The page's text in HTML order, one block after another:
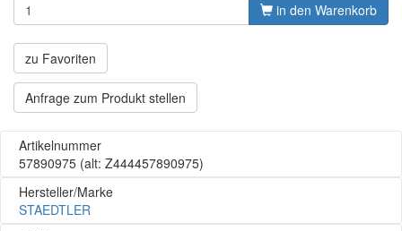
in den Warenkorb
zu Favoriten
Anfrage zum Produkt stellen
Artikelnummer
57890975 (alt: Z444457890975)
Hersteller/Marke
STAEDTLER